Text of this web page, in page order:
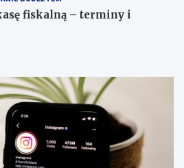
fiskalną – terminy i